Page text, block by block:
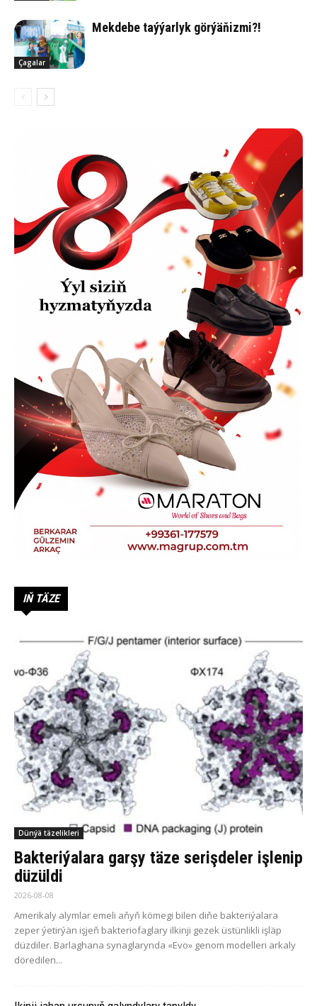
Çagalar
Mek­de­be taý­ýar­lyk gör­ýä­ňiz­mi?!
IŇ TÄZE
Dünýä täzelikleri
Bakteriýalara garşy täze serişdeler işlenip
düzüldi
2026-08-08
Amerikaly alymlar emeli aňyň kömegi bilen diňe bakteriýalara
zeper ýetirýän işjeň bakteriofaglary ilkinji gezek üstünlikli işläp
düzdiler. Barlaghana synaglarynda «Evo» genom modelleri arkaly
döredilen...